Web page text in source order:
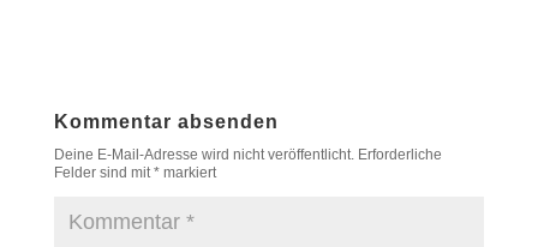
Kommentar absenden
Deine E-Mail-Adresse wird nicht veröffentlicht. Erforderliche
Felder sind mit*markiert